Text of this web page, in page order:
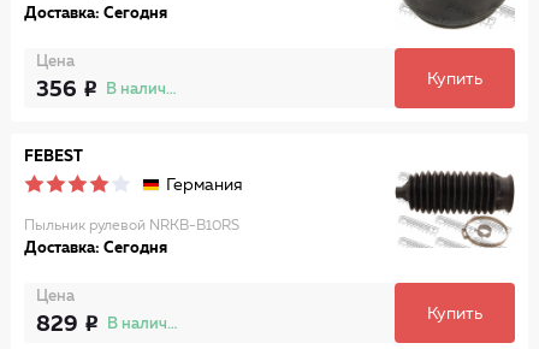
Доставка: Сегодня
Цена
356 В наличии
Купить
FEBEST
Германия
Пыльник рулевой NRKB-B10RS
Доставка: Сегодня
Цена
829 В наличии
Купить